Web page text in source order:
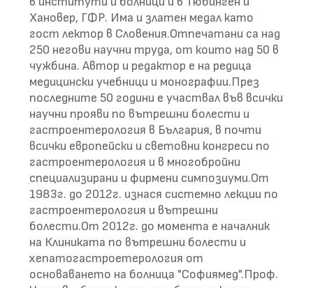
Хановер, ГФР. Има и златен медал като
гост лектор в Словения.Отпечатани са над
250 негови научни труда, от които над 50 в
чужбина. Автор и редактор е на редица
медицински учебници и монографии.През
последните 50 години е участвал във всички
научни прояви по вътрешни болести и
гастроентерология в България, в почти
всички eвропейски и световни конгреси по
гастроентерология и в многобройни
специализирани и фирмени симпозиуми.От
1983г. до 2012г. изнася системно лекции по
гастроентерология и вътрешни
болести.От 2012г. до момента е началник
на Клиниката по вътрешни болести и
хепатогастроетерология от
основаването на болница "Софиямед".Проф.